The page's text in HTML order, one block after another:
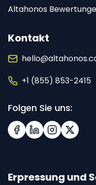
Altahonos
Kontakt
+1 (855) 853-2415
Folgen Sie uns:
Facebook
LinkedInInstagram
X
Erpressung und